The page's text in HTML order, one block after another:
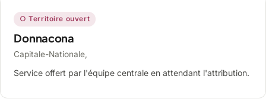
○ Territoire ouvert
Donnacona
Capitale-Nationale,
Service offert par l'équipe centrale en attendant l'attribution.